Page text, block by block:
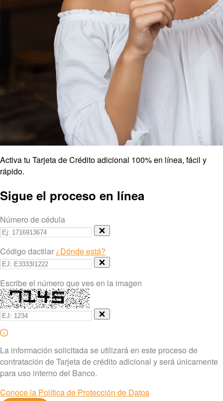
Activa tu Tarjeta de Crédito adicional 100% en línea, fácil y
rápido.
Sigue el proceso en línea
Número de cédula
Código dactilar ¿Dónde está?
Escribe el número que ves en la imagen
La información solicitada se utilizará en este proceso de
contratación de Tarjeta de crédito adicional y será únicamente
para uso interno del Banco.
Conoce la Política de Protección de Datos